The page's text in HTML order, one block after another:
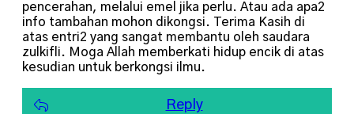
pencerahan, melalui emel jika perlu. Atau ada apa2
info tambahan mohon dikongsi. Terima Kasih di
atas entri2 yang sangat membantu oleh saudara
zulkifli. Moga Allah memberkati hidup encik di atas
kesudian untuk berkongsi ilmu.
Reply